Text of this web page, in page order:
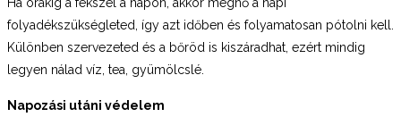
folyadékszükségleted, így azt időben és folyamatosan pótolni kell.
Különben szervezeted és a bőröd is kiszáradhat, ezért mindig
legyen nálad víz, tea, gyümölcslé.
Napozási utáni védelem